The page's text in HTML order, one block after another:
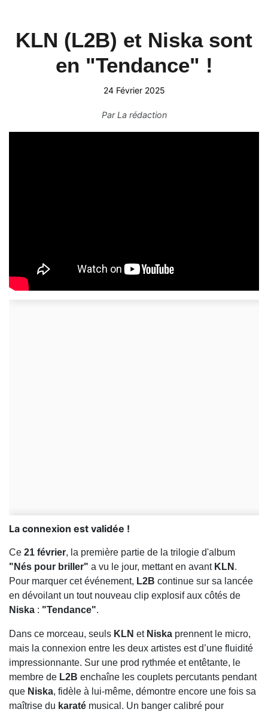
KLN (L2B) et Niska sont
en "Tendance" !
24 Février 2025
ParLa rédaction
La connexion est validée !
Ce 21 février, la première partie de la trilogie d'album
"Nés pour briller" a vu le jour, mettant en avant KLN .
Pour marquer cet événement, L2B continue sur sa lancée
en dévoilant un tout nouveau clip explosif aux côtés de
Niska : "Tendance".
Dans ce morceau, seuls KLN et Niska prennent le micro,
mais la connexion entre les deux artistes est d’une fluidité
impressionnante. Sur une prod rythmée et entêtante, le
membre de L2B enchaîne les couplets percutants pendant
que Niska, fidèle à lui-même, démontre encore une fois sa
maîtrise du karaté musical. Un banger calibré pour